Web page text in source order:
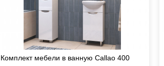
Комплект мебели в ванную Callao 400